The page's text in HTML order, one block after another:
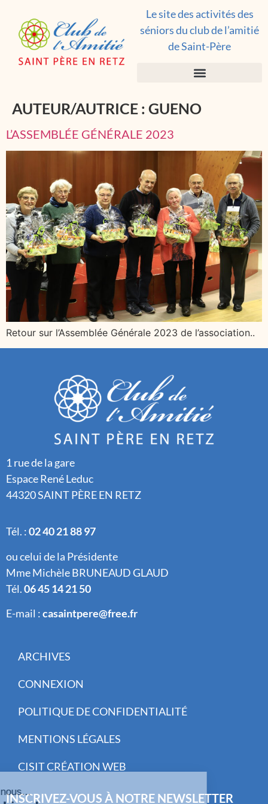
Le site des activités des
séniors du club de l’amitié
de Saint-Père
AUTEUR/AUTRICE : GUENO
L’ASSEMBLÉE GÉNÉRALE 2023
Retour sur l’Assemblée Générale 2023 de l’association..
1 rue de la gare
Espace René Leduc
44320 SAINT PÈRE EN RETZ
Tél. :02 40 21 88 97
ou celui de la Présidente
Mme Michèle BRUNEAUD GLAUD
Tél.06 45 14 21 50
E-mail :casaintpere@free.fr
ARCHIVES
CONNEXION
POLITIQUE DE CONFIDENTIALITÉ
MENTIONS LÉGALES
CISIT CRÉATION WEB
INSCRIVEZ-VOUS À NOTRE NEWSLETTER